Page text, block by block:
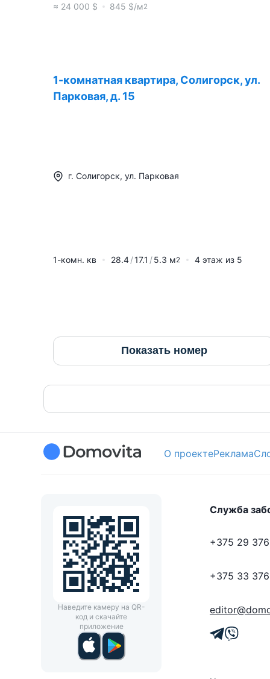
≈ 24 000 $ 845 $/м2
1-комнатная квартира, Солигорск, ул.
Парковая, д. 15
г. Солигорск, ул. Парковая
1-комн. кв 28.4 17.1 5.3 м2 4 этаж из 5
Показать номер
О проектеРеклама
Наведите камеру на QR-
код и скачайте
приложение
Служба
+375 29
+375 33